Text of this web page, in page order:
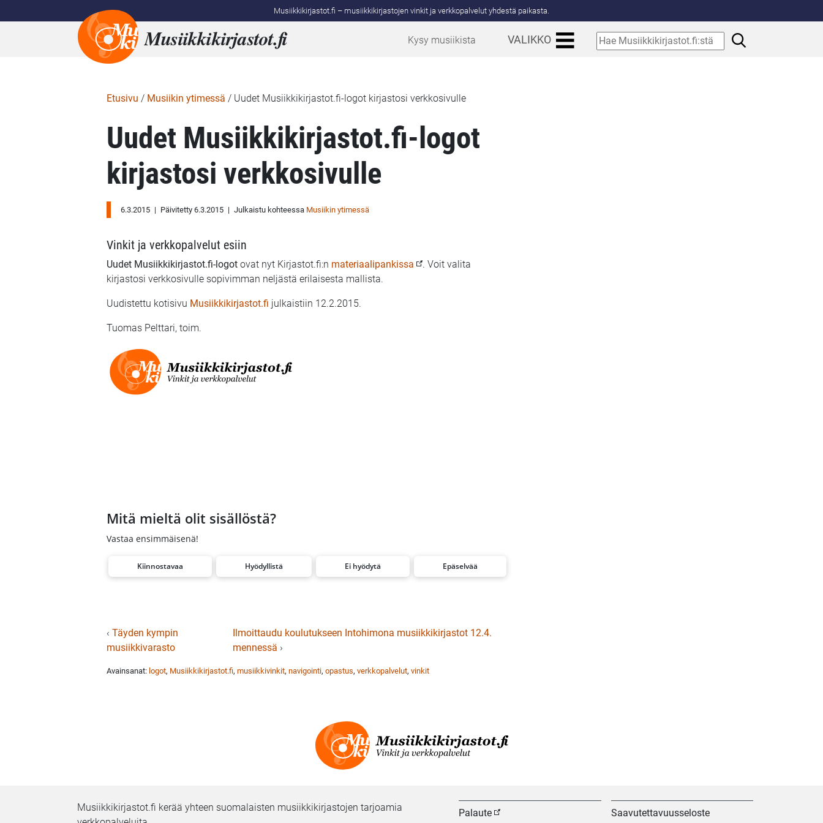
Musiikkikirjastot.fi – musiikkikirjastojen vinkit ja verkkopalvelut yhdestä paikasta.
Musiikkikirjastot.fi Kysy musiikista VALIKKO Hae
Etusivu / Musiikin ytimessä / Uudet Musiikkikirjastot.fi-logot kirjastosi verkkosivulle
Uudet Musiikkikirjastot.fi-logot
kirjastosi verkkosivulle
6.3.2015 | Päivitetty 6.3.2015 | Julkaistu kohteessa Musiikin ytimessä
Vinkit ja verkkopalvelut esiin
Uudet Musiikkikirjastot.fi-logot ovat nyt Kirjastot.fi:n materiaalipankissa
. Voit valita
kirjastosi verkkosivulle sopivimman neljästä erilaisesta mallista.
Uudistettu kotisivu Musiikkikirjastot.fi julkaistiin 12.2.2015.
Tuomas Pelttari, toim.
Mitä mieltä olit sisällöstä?
Vastaa ensimmäisenä!
Kiinnostavaa Hyödyllistä Ei hyödytä Epäselvää
‹ Täyden kympin
musiikkivarasto
Ilmoittaudu koulutukseen Intohimona musiikkikirjastot 12.4.
mennessä ›
Avainsanat: logot, Musiikkikirjastot.fi, musiikkivinkit, navigointi, opastus, verkkopalvelut, vinkit
Musiikkikirjastot.fi kerää yhteen suomalaisten musiikkikirjastojen tarjoamia
Palaute Saavutettavuusseloste